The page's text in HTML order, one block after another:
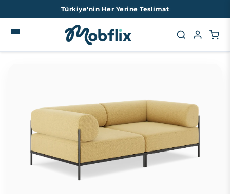
Türkiye'nin Her Yerine Teslimat